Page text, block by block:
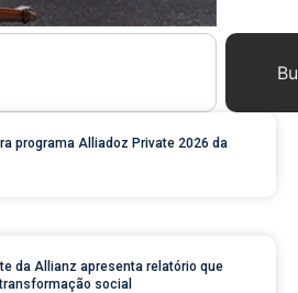
programa Alliadoz Private 2026 da
da Allianz apresenta relatório que
social